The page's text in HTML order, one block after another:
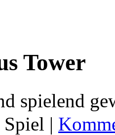
Tower
spielend
|